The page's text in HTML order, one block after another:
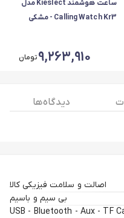
ساعت هوشمند Kieslect مدل
Calling Watch Kr3 - مشکی
9,263,910تومان
دیدگاه ها
اصالت و سلامت فیزیکی کالا
بی سیم و باسیم
USB - Bluetooth - Aux - TF